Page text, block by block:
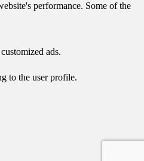
performance. Some of the
ads.
to the user profile.